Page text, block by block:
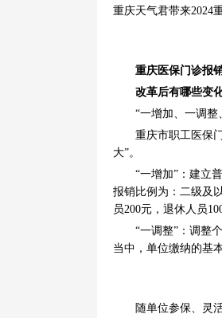
重庆天气君带来2024
重庆医保门诊报
改革后有哪些变
“一增加、一调整
重庆市职工医保
大”。
“一增加”：建立
报销比例为：二级及
员200元，退休人员
“一调整”：调整
当中，单位缴纳的基
随单位参保、灵